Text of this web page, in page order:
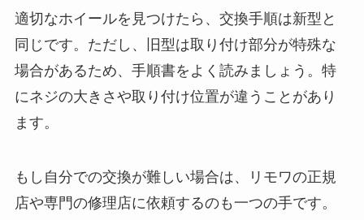
適切なホイールを見つけたら、交換手順は新型と
同じです。ただし、旧型は取り付け部分が特殊な
場合があるため、手順書をよく読みましょう。特
にネジの大きさや取り付け位置が違うことがあり
ます。
もし自分での交換が難しい場合は、リモワの正規
店や専門の修理店に依頼するのも一つの手です。